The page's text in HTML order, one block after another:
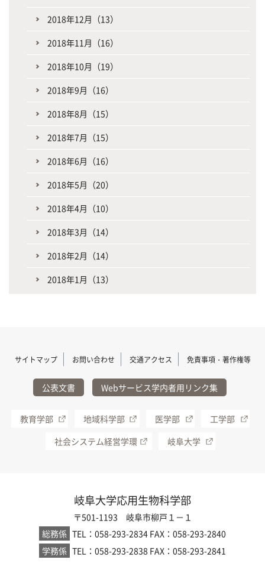
2018年12月（13）
2018年11月（16）
2018年10月（19）
2018年9月（16）
2018年8月（15）
2018年7月（15）
2018年6月（16）
2018年5月（20）
2018年4月（10）
2018年3月（14）
2018年2月（14）
2018年1月（13）
サイトマップ お問い合わせ 交通アクセス 免責事項・著作権等
公表文書 Webサービス学内者用リンク集
教育学部 地域科学部 医学部
工学部
社会システム経営学環
岐阜大学
岐阜大学応用生物科学部
〒501-1193 岐阜市柳戸１－１
総務係 TEL：058-293-2834 FAX：058-293-2840
学務係 TEL：058-293-2838 FAX：058-293-2841